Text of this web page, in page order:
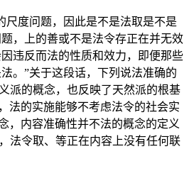
度问题，因此是不是法取是不是
，上的善或不是法令存正在并无效
违反而法的性质和效力，即便那些
。”关于这段话，下列说法准确的
派的概念，也反映了天然派的根基
法的实施能够不考虑法令的社会实
，内容准确性并不法的概念的定义
法令取、等正在内容上没有任何联